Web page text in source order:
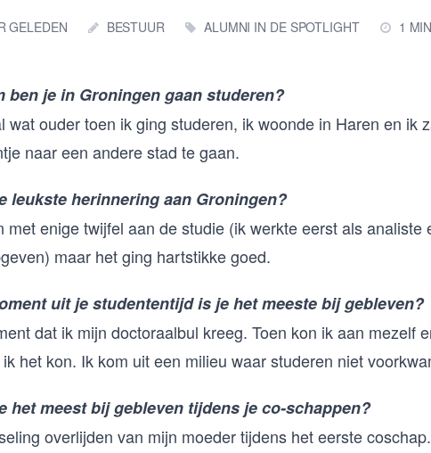
GELEDEN BESTUUR ALUMNI IN DE SPOTLIGHT 1
ben je in Groningen gaan studeren?
wat ouder toen ik ging studeren, ik woonde in Haren en ik
naar een andere stad te gaan.
leukste herinnering aan Groningen?
met enige twijfel aan de studie (ik werkte eerst als analiste
maar het ging hartstikke goed.
uit je studententijd is je het meeste bij gebleven?
dat ik mijn doctoraalbul kreeg. Toen kon ik aan mezelf
het kon. Ik kom uit een milieu waar studeren niet
het meest bij gebleven tijdens je co-schappen?
overlijden van mijn moeder tijdens het eerste coschap.